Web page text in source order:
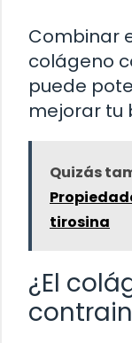
Combinar
colágeno
puede
mejorar tu
Quizás
tirosina
¿El